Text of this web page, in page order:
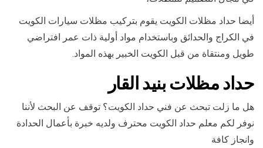
أيضا حداد مظلات الكويت يقوم بتركيب مظلات سيارات الكويت
في الكراج والحدائق وباستخدام مواد أولية ذات عمر افتراضي
طويل ومنتقاة من قبل الكويت الخبير بهذه المواد.
حداد مظلات بنيد القار
هل ما زلت تبحث عن فني حداد الكويت؟ توقف عن البحث لأننا
نوفر لكم معلم حداد الكويت محترف ولديه خبرة بأعمال الحدادة
وانجاز كافة